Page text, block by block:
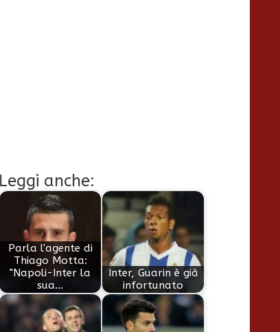
Leggi anche:
Parla l'agente di
Thiago Motta:
"Napoli-Inter la
sua…
Inter, Guarin è già
infortunato